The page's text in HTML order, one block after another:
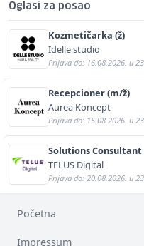
Oglasi za posao
Kozmetičarka (ž)
Idelle studio
Prijava do: 16.08.2026. u
Recepcioner (m/ž)
Aurea Koncept
Prijava do: 15.08.2026. u
Solutions
TELUS Digital
Prijava do: 20.08.2026. u
Početna
Impressum